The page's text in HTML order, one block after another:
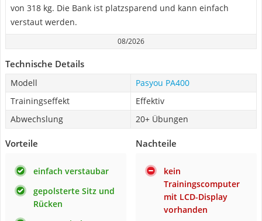
von 318 kg. Die Bank ist platzsparend und kann einfach
verstaut werden.
08/2026
Technische Details
Modell
Pasyou PA400
Trainingseffekt
Effektiv
Abwechslung
20+ Übungen
Vorteile
einfach verstaubar
gepolsterte Sitz und
Rücken
Nachteile
kein
Trainingscomputer
mit LCD-Display
vorhanden